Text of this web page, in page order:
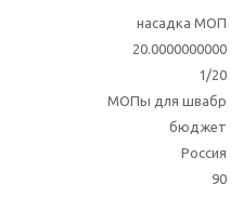
насадка МОП
20.0000000000
1/20
МОПы для швабр
бюджет
Россия
90